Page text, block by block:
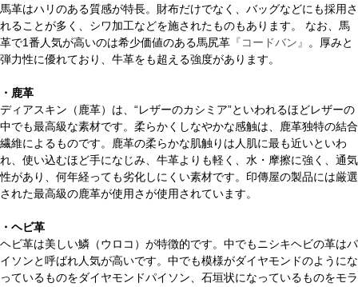
馬革はハリのある質感が特長。財布だけでなく、バッグなどにも採用さ
れることが多く、シワ加工などを施されたものもあります。 なお、馬
革で1番人気が高いのは希少価値のある馬尻革 『コードバン』 。厚みと
弾力性に優れており、牛革をも超える強度があります。
・鹿革
ディアスキン（鹿革）は、“レザーのカシミア”といわれるほどレザーの
中でも最高級な素材です。柔らかくしなやかな感触は、鹿革独特の結合
繊維によるものです。鹿革の柔らかな肌触りは人肌に最も近いといわ
れ、使い込むほど手になじみ、牛革よりも軽く、水・摩擦に強く、通気
性があり、何年経っても劣化しにくい素材です。印傳屋の製品には厳選
された最高級の鹿革が使用さが使用されています。
・ヘビ革
ヘビ革は美しい鱗（ウロコ）が特徴的です。中でもニシキヘビの革はパ
イソンと呼ばれ人気が高いです。中でも模様がダイヤモンドのようにな
っているものをダイヤモンドパイソン、石垣状になっているものをモラ